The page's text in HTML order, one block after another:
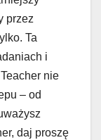
przez
Ta
i
nie
– od
daj proszę